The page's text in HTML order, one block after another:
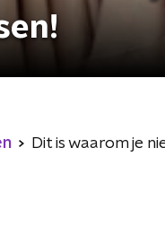
Dit is waarom je